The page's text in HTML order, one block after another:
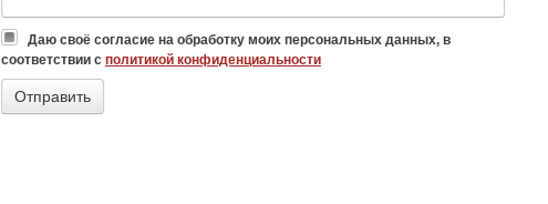
Даю своё согласие на обработку моих персональных данных, в
соответствии с политикой конфиденциальности